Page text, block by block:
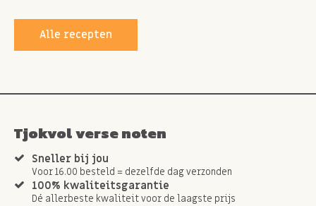
Alle recepten
Tjokvol verse noten
Sneller bij jou
Voor 16.00 besteld = dezelfde dag verzonden
100% kwaliteitsgarantie
Dé allerbeste kwaliteit voor de laagste prijs